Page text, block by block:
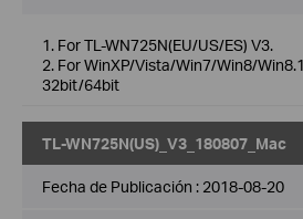
1. For TL-WN725N(EU/US/ES) V3.
2. For WinXP/Vista/Win7/Win8/
32bit/64bit
TL-WN725N(US)_V3_180807_Mac
Fecha de Publicación : 2018-08-20